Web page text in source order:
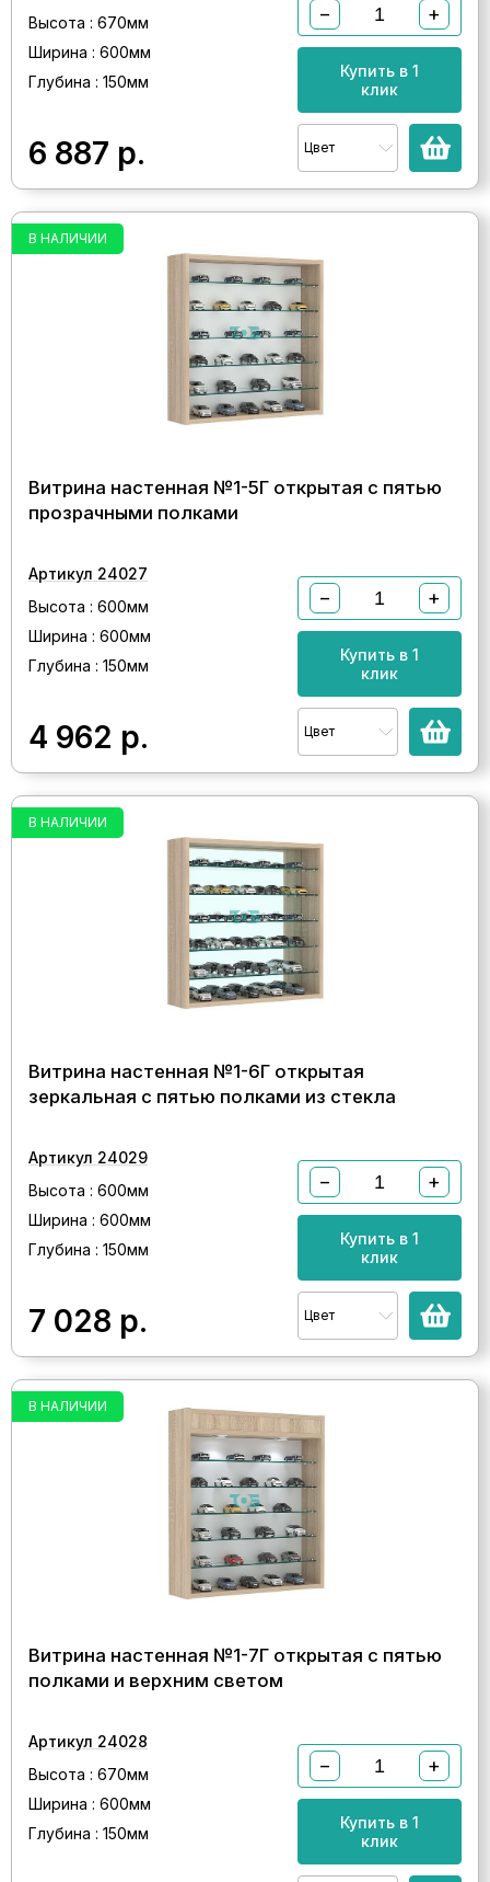
Высота : 670мм
Ширина : 600мм
Глубина : 150мм
6 887 р.
− +
Купить в 1
клик
Цвет
В НАЛИЧИИ
Витрина настенная №1-5Г открытая с пятью
прозрачными полками
Артикул 24027
Высота : 600мм
Ширина : 600мм
Глубина : 150мм
4 962 р.
− +
Купить в 1
клик
Цвет
В НАЛИЧИИ
Витрина настенная №1-6Г открытая
зеркальная с пятью полками из стекла
Артикул 24029
Высота : 600мм
Ширина : 600мм
Глубина : 150мм
7 028 р.
− +
Купить в 1
клик
Цвет
В НАЛИЧИИ
Витрина настенная №1-7Г открытая с пятью
полками и верхним светом
Артикул 24028
Высота : 670мм
Ширина : 600мм
Глубина : 150мм
− +
Купить в 1
клик